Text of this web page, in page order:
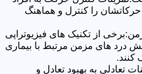
را کنترل و هماهنگ
از تکنیک های فیزیوتراپی
درد های مزمن مرتبط با بیماری
تعادلی به بهبود تعادل و